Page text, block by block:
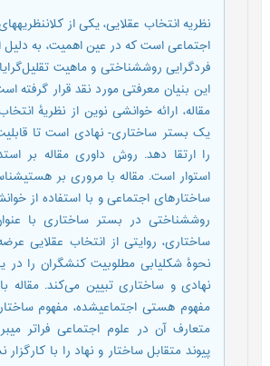
نظریه انتخاب عقلایی، یکی از
اجتماعی است که در عین اهمیت، به دلیل
فردگرایی ر­وش­شناختی و ماهیت
این بنیان معرفتی مورد نقد قرار گرفته
مقاله، ارائه خوانشی نوین از نظریۀ
یک بستر ساختاری- نهادی است تا
را ارتقا دهد. روش داوری مقاله بر
استوار است. مقاله با مروری بر
ساختارهای اجتماعی و با استفاده از
روش­شناختی در بستر ساختاری با
ساختاری، روایتی از انتخاب عقلایی
نحوۀ شکل­یابی مطلوبیت کنشگران را در
نهادی و ساختاری تبیین می‌کند. مقاله با
مفهوم هستی اجتماعی­شده، مفهوم
متعارف آن در علوم اجتماعی فراتر
پیوند متقابل ساختار و نهاد را با کارگزار